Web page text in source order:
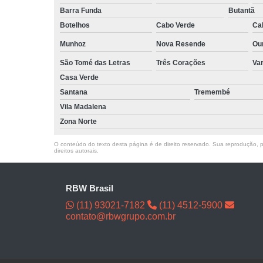
Barra Funda
Butantã
Botelhos
Cabo Verde
Munhoz Nova Resende
São Tomé das Letras Três Corações
Casa Verde
Santana
Tremembé
Vila Madalena
Zona Norte
O conteúdo do texto desta página é de direito reservado. Sua reprodução,
direitos autorais
RBW Brasil
(11) 93021-7182
(11) 4512-5900
contato@rbwgrupo.com.br